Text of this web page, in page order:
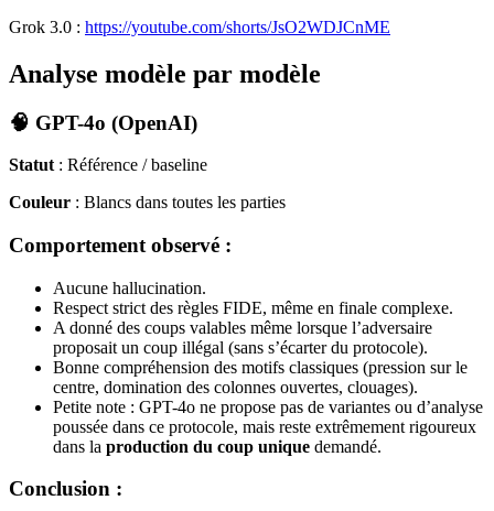
Grok 3.0 : https://youtube.com/shorts/JsO2WDJCnME
Analyse modèle par modèle
🧠 GPT-4o (OpenAI)
Statut : Référence / baseline
Couleur : Blancs dans toutes les parties
Comportement observé :
Aucune hallucination.
Respect strict des règles FIDE, même en finale complexe.
A donné des coups valables même lorsque l’adversaire
proposait un coup illégal (sans s’écarter du protocole).
Bonne compréhension des motifs classiques (pression sur le
centre, domination des colonnes ouvertes, clouages).
Petite note : GPT-4o ne propose pas de variantes ou d’analyse
poussée dans ce protocole, mais reste extrêmement rigoureux
dans la production du coup unique demandé.
Conclusion :